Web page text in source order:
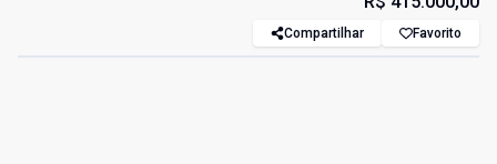
Compartilhar Favorito